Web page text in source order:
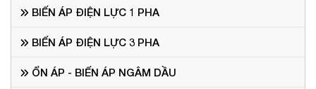
BIẾN ÁP ĐIỆN LỰC 1 PHA
BIẾN ÁP ĐIỆN LỰC 3 PHA
ỔN ÁP - BIẾN ÁP NGÂM DẦU